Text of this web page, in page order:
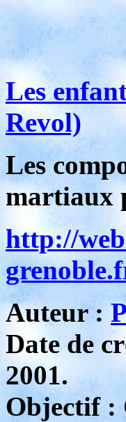
Les
Revol)
Les
martiaux
http://
Auteur :
Date de
2001.
Objectif :